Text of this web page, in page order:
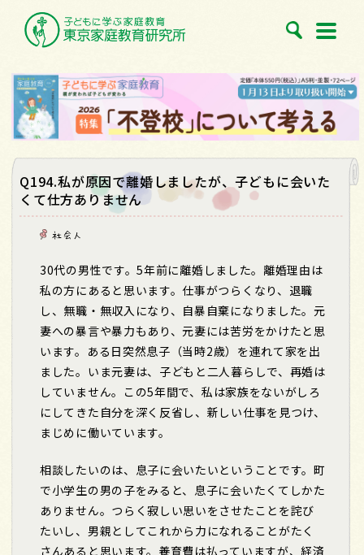
Q194.私が原因で離婚しましたが、子どもに会いた
くて仕方ありません
社会人
30代の男性です。5年前に離婚しました。離婚理由は
私の方にあると思います。仕事がつらくなり、退職
し、無職・無収入になり、自暴自棄になりました。元
妻への暴言や暴力もあり、元妻には苦労をかけたと思
います。ある日突然息子（当時2歳）を連れて家を出
ました。いま元妻は、子どもと二人暮らしで、再婚は
していません。この5年間で、私は家族をないがしろ
にしてきた自分を深く反省し、新しい仕事を見つけ、
まじめに働いています。
相談したいのは、息子に会いたいということです。町
で小学生の男の子をみると、息子に会いたくてしかた
ありません。つらく寂しい思いをさせたことを詫び
たいし、男親としてこれから力になれることがたく
さんあると思います。養育費は払っていますが、経済